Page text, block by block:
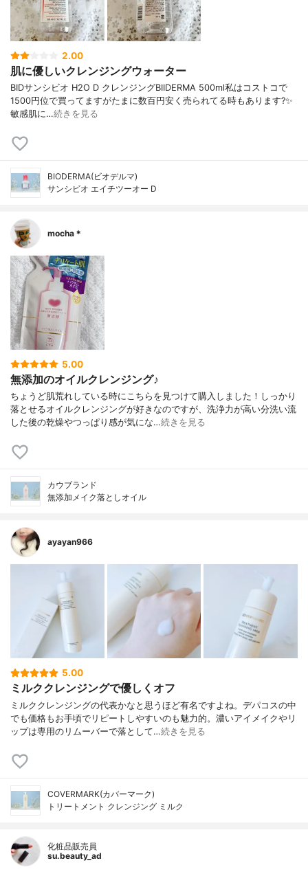
2.00
肌に優しいクレンジングウォーター
BIDサンシビオ H2O D クレンジングBIIDERMA 500ml私はコストコで
1500円位で買ってますがたまに数百円安く売られてる時もあります?✨
敏感肌に…続きを見る
BIODERMA(ビオデルマ)
サンシビオ エイチツーオー D
mocha＊
5.00
無添加のオイルクレンジング♪
ちょうど肌荒れしている時にこちらを見つけて購入しました！しっかり
落とせるオイルクレンジングが好きなのですが、洗浄力が高い分洗い流
した後の乾燥やつっぱり感が気にな…続きを見る
カウブランド
無添加メイク落としオイル
ayayan966
5.00
ミルククレンジングで優しくオフ
ミルククレンジングの代表かなと思うほど有名ですよね。デパコスの中
でも価格もお手頃でリピートしやすいのも魅力的。濃いアイメイクやリ
ップは専用のリムーバーで落として…続きを見る
COVERMARK(カバーマーク)
トリートメント クレンジング ミルク
化粧品販売員
su.beauty_ad